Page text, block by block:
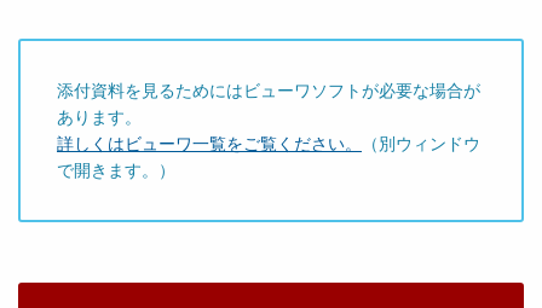
添付資料を見るためにはビューワソフトが必要な場合が
あります。
詳しくはビューワ一覧をご覧ください。
（別ウィンドウ
で開きます。）